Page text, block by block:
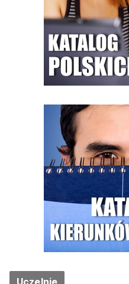
Uczelnie